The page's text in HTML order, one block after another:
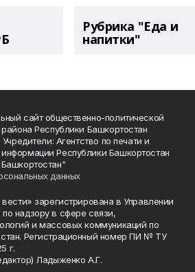
Рубрика "Еда и
напитки"
сайт общественно-политической
района Республики Башкортостан
Агентство по печати и
Республики Башкортостан
данных
вести» зарегистрирована в Управлении
надзору в сфере связи,
и массовых коммуникаций по
Регистрационный номер ПИ № ТУ
г.
Ладыженко А.Г.